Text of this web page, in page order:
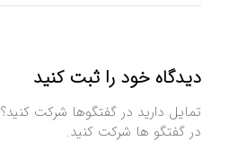
دیدگاه خود را ثبت کنید
تمایل دارید در گفتگوها شرکت کنید؟
در گفتگو ها شرکت کنید.